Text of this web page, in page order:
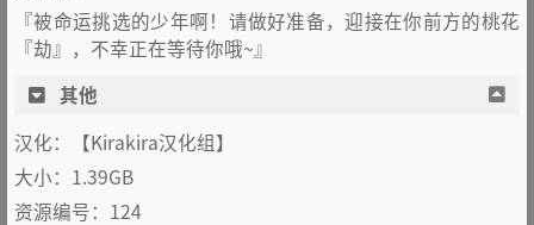
『被命运挑选的少年啊！请做好准备，迎接在你前方的桃花
『劫』，不幸正在等待你哦~』
其他
汉化：【Kirakira汉化组】
大小：1.39GB
资源编号：124